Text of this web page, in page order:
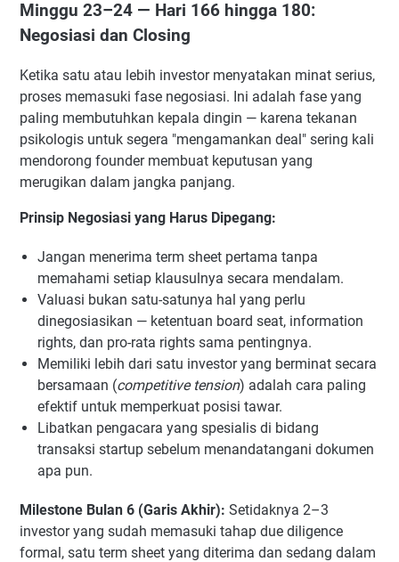
Minggu 23–24 — Hari 166 hingga 180:
Negosiasi dan Closing
Ketika satu atau lebih investor menyatakan minat serius,
proses memasuki fase negosiasi. Ini adalah fase yang
paling membutuhkan kepala dingin — karena tekanan
psikologis untuk segera "mengamankan deal" sering kali
mendorong founder membuat keputusan yang
merugikan dalam jangka panjang.
Prinsip Negosiasi yang Harus Dipegang:
Jangan menerima term sheet pertama tanpa
memahami setiap klausulnya secara mendalam.
Valuasi bukan satu-satunya hal yang perlu
dinegosiasikan — ketentuan board seat, information
rights, dan pro-rata rights sama pentingnya.
Memiliki lebih dari satu investor yang berminat secara
bersamaan (competitive tension) adalah cara paling
efektif untuk memperkuat posisi tawar.
Libatkan pengacara yang spesialis di bidang
transaksi startup sebelum menandatangani dokumen
apa pun.
Milestone Bulan 6 (Garis Akhir): Setidaknya 2–3
investor yang sudah memasuki tahap due diligence
formal, satu term sheet yang diterima dan sedang dalam